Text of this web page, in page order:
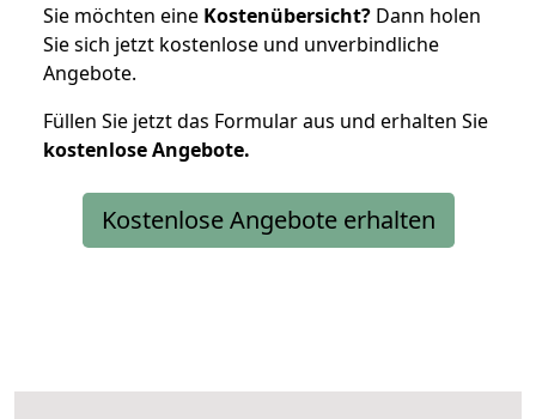
Sie möchten eine Kostenübersicht? Dann holen
Sie sich jetzt kostenlose und unverbindliche
Angebote.
Füllen Sie jetzt das Formular aus und erhalten Sie
kostenloseAngebote.
Kostenlose Angebote erhalten